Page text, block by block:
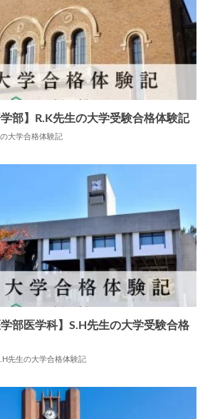
学部】R.K先生の大学受験合格体験記
大学合格体験記
学部医学科】S.H先生の大学受験合格
先生の大学合格体験記